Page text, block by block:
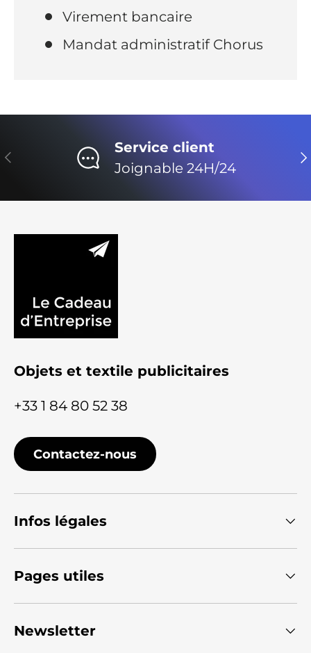
Virement bancaire
Mandat administratif Chorus
Précédent
Service client
Joignable 24H/24
Objets et textile publicitaires
+33 1 84 80 52 38
Contactez-nous
Infos légales
Pages utiles
Newsletter